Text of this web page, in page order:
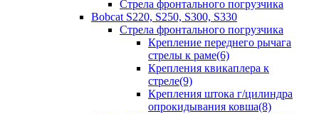
Стрела фронтального погрузчика
Bobcat S220, S250, S300, S330
Стрела фронтального погрузчика
Крепление переднего рычага
стрелы к раме(6)
Крепления квикаплера к
стреле(9)
Крепления штока г/цилиндра
опрокидывания ковша(8)